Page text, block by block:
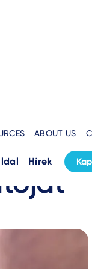
ABOUT US
Hírek